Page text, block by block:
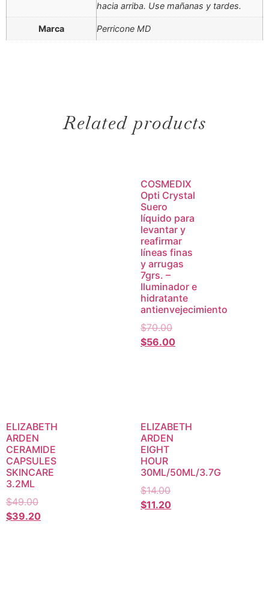
hacia arriba. Use mañanas y tardes.
Marca Perricone MD
Related products
COSMEDIX
Opti Crystal
Suero
líquido para
levantar y
reafirmar
líneas finas
y arrugas
7grs. –
Iluminador e
hidratante
antienvejecimiento
$70.00
$56.00
ELIZABETH
ARDEN
CERAMIDE
CAPSULES
SKINCARE
3.2ML
$49.00
$39.20
ELIZABETH
ARDEN
EIGHT
HOUR
30ML/50ML/3.7G
$14.00
$11.20